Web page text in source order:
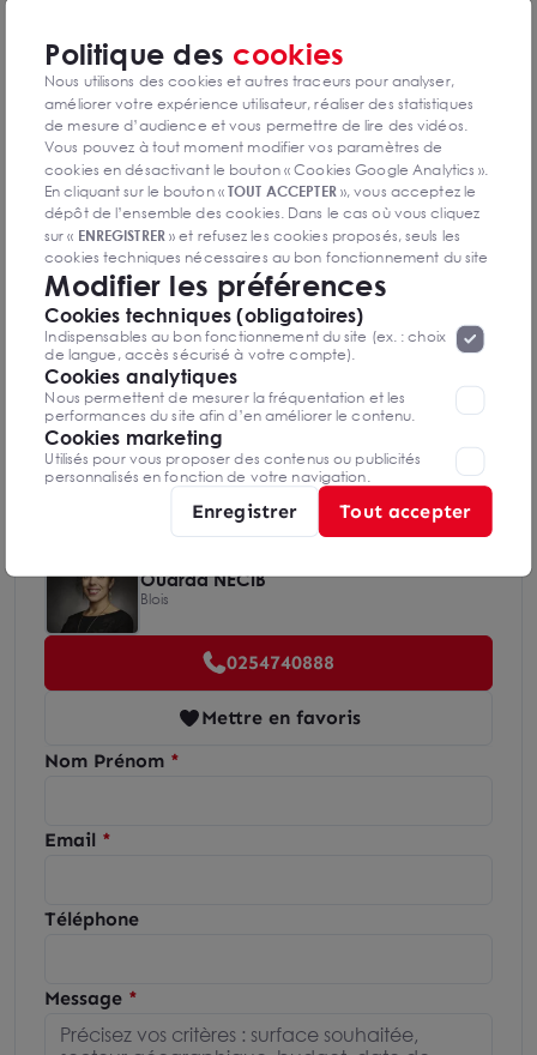
DPE & GES
Diagnostic de performance énergétique
Diagnostics DPE en cours de réalisation
Indice d'émission de gaz à effet de serre
Diagnostics GES en cours de réalisation
Ouarda NECIB
Blois
0254740888
Mettre en favoris
Nom Prénom
Email
Téléphone
Message
Politique des cookies
Nous utilisons des cookies et autres traceurs pour analyser,
améliorer votre expérience utilisateur, réaliser des statistiques
de mesure d’audience et vous permettre de lire des vidéos.
Vous pouvez à tout moment modifier vos paramètres de
cookies en désactivant le bouton « Cookies Google Analytics ».
En cliquant sur le bouton «TOUT ACCEPTER», vous acceptez le
dépôt de l’ensemble des cookies. Dans le cas où vous cliquez
sur « ENREGISTRER» et refusez les cookies proposés, seuls les
cookies techniques nécessaires au bon fonctionnement du site
seront déposés. Pour plus d’informations, vous pouvez consulter
la page«Protection des données à caractère
personnel ».Lorsque vous naviguez sur notre site internet, il
peut être amenée à déposer des cookies. Vous avez la
possibilité de désactiver les cookies, ces réglages ne seront
valables que sur le navigateur que vous utilisez actuellement
Modifier les préférences
Cookies techniques (obligatoires)
Indispensables au bon fonctionnement du site (ex. : choix
de langue, accès sécurisé à votre compte).
Cookies analytiques
Nous permettent de mesurer la fréquentation et les
performances du site afin d’en améliorer le contenu.
Cookies marketing
Utilisés pour vous proposer des contenus ou publicités
personnalisés en fonction de votre navigation.
Enregistrer Tout accepter